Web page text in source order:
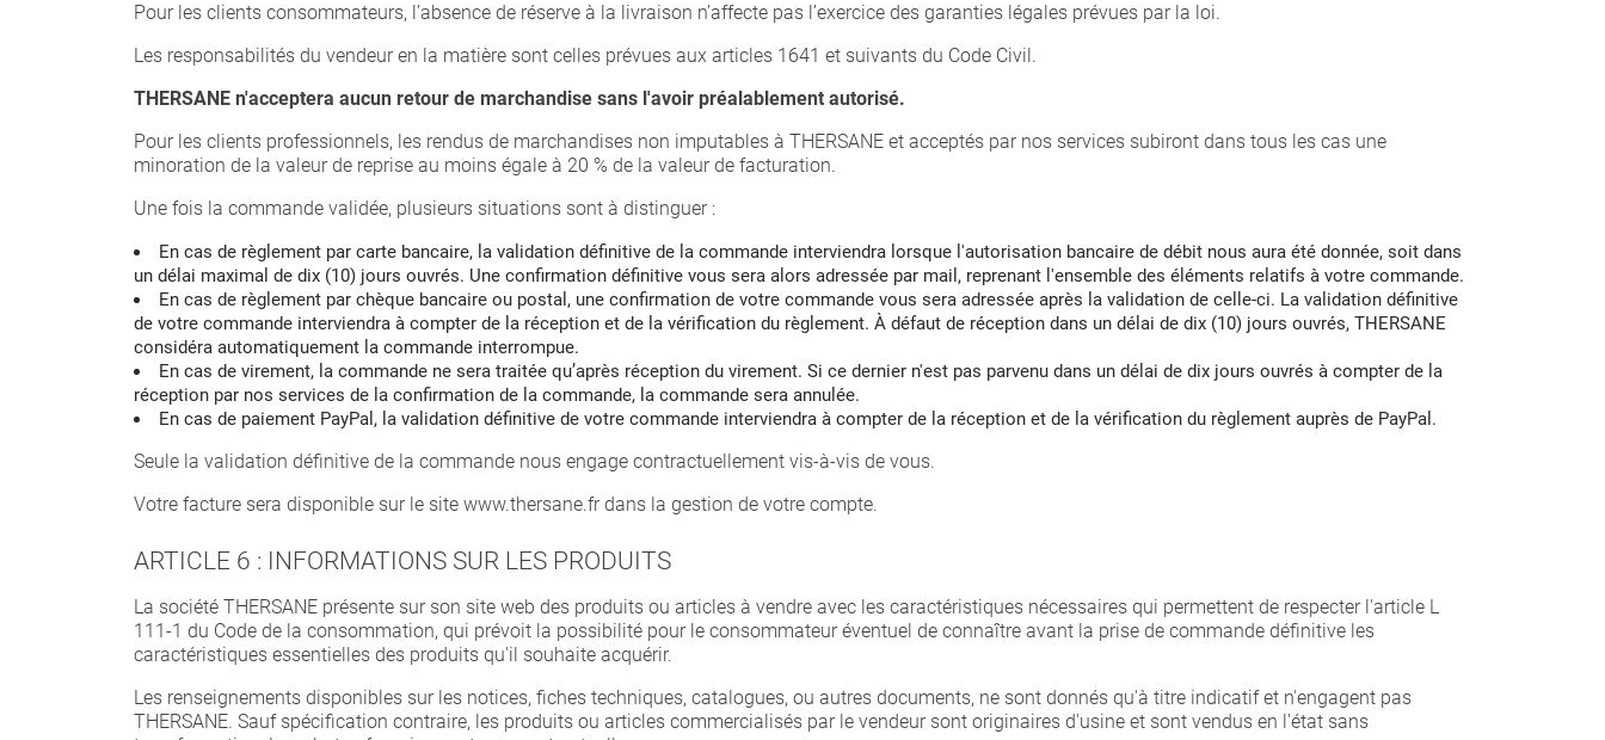
Pour les clients consommateurs, l’absence de réserve à la livraison n’affecte pas l’exercice des garanties légales prévues par la loi.
Les responsabilités du vendeur en la matière sont celles prévues aux articles 1641 et suivants du Code Civil.
THERSANE n'acceptera aucun retour de marchandise sans l'avoir préalablement autorisé.
Pour les clients professionnels, les rendus de marchandises non imputables à THERSANE et acceptés par nos services subiront dans tous les cas une
minoration de la valeur de reprise au moins égale à 20 % de la valeur de facturation.
Une fois la commande validée, plusieurs situations sont à distinguer :
En cas de règlement par carte bancaire, la validation définitive de la commande interviendra lorsque l'autorisation bancaire de débit nous aura été donnée, soit dans
un délai maximal de dix (10) jours ouvrés. Une confirmation définitive vous sera alors adressée par mail, reprenant l'ensemble des éléments relatifs à votre commande.
En cas de règlement par chèque bancaire ou postal, une confirmation de votre commande vous sera adressée après la validation de celle-ci. La validation définitive
de votre commande interviendra à compter de la réception et de la vérification du règlement. À défaut de réception dans un délai de dix (10) jours ouvrés, THERSANE
considéra automatiquement la commande interrompue.
En cas de virement, la commande ne sera traitée qu’après réception du virement. Si ce dernier n'est pas parvenu dans un délai de dix jours ouvrés à compter de la
réception par nos services de la confirmation de la commande, la commande sera annulée.
En cas de paiement PayPal, la validation définitive de votre commande interviendra à compter de la réception et de la vérification du règlement auprès de PayPal.
Seule la validation définitive de la commande nous engage contractuellement vis-à-vis de vous.
Votre facture sera disponible sur le site www.thersane.fr dans la gestion de votre compte.
ARTICLE 6 : INFORMATIONS SUR LES PRODUITS
La société THERSANE présente sur son site web des produits ou articles à vendre avec les caractéristiques nécessaires qui permettent de respecter l'article L
111-1 du Code de la consommation, qui prévoit la possibilité pour le consommateur éventuel de connaître avant la prise de commande définitive les
caractéristiques essentielles des produits qu'il souhaite acquérir.
Les renseignements disponibles sur les notices, fiches techniques, catalogues, ou autres documents, ne sont donnés qu'à titre indicatif et n'engagent pas
THERSANE. Sauf spécification contraire, les produits ou articles commercialisés par le vendeur sont originaires d'usine et sont vendus en l'état sans